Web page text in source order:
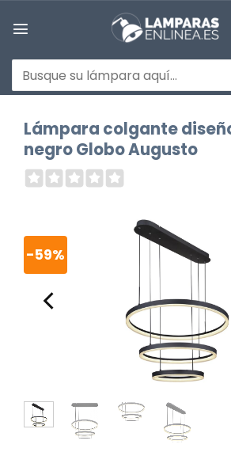
Buscar
por:
Lámpara colgante
negro Globo Augusto
-59%